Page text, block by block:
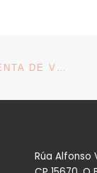
A CORUÑA, LA PROVINCIA GALLEGA CON MAYOR VENTA DE VEHÍCULOS DE 20 AÑOS
Rúa Alfonso